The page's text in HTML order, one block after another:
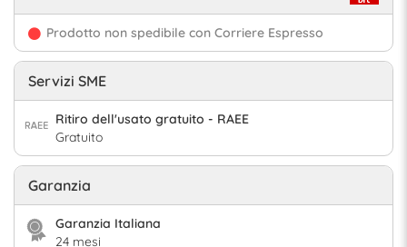
Prodotto non spedibile con Corriere Espresso
Servizi SME
Ritiro dell'usato gratuito - RAEE
Gratuito
Garanzia
Garanzia Italiana
24 mesi